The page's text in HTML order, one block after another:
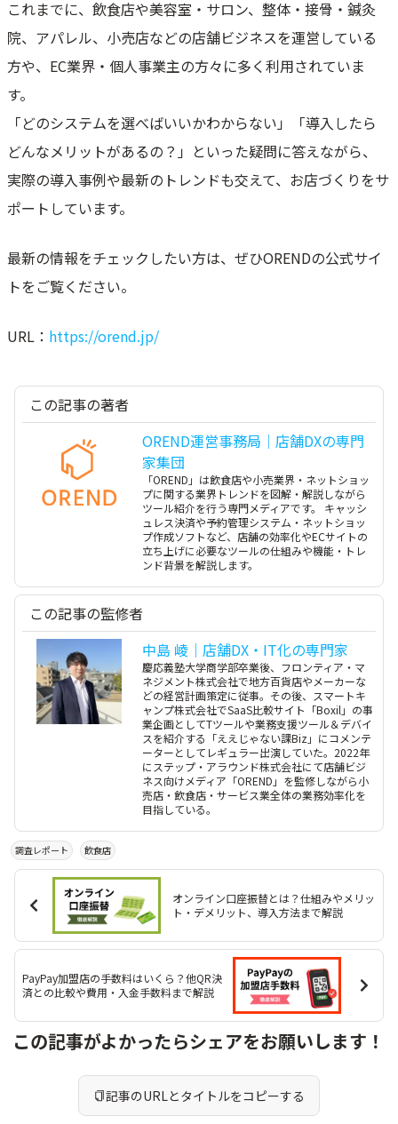
これまでに、飲食店や美容室・サロン、整体・接骨・鍼灸
院、アパレル、小売店などの店舗ビジネスを運営している
方や、EC業界・個人事業主の方々に多く利用されていま
す。
「どのシステムを選べばいいかわからない」「導入したら
どんなメリットがあるの？」といった疑問に答えながら、
実際の導入事例や最新のトレンドも交えて、お店づくりをサ
ポートしています。
最新の情報をチェックしたい方は、ぜひORENDの公式サイ
トをご覧ください。
URL： https://orend.jp/
この記事の著者
OREND運営事務局｜店舗DXの専門
家集団
「OREND」は飲食店や小売業界・ネットショッ
プに関する業界トレンドを図解・解説しながら
ツール紹介を行う専門メディアです。 キャッシ
ュレス決済や予約管理システム・ネットショッ
プ作成ソフトなど、店舗の効率化やECサイトの
立ち上げに必要なツールの仕組みや機能・トレ
ンド背景を解説します。
この記事の監修者
中島 崚｜店舗DX・IT化の専門家
慶応義塾大学商学部卒業後、フロンティア・マ
ネジメント株式会社で地方百貨店やメーカーな
どの経営計画策定に従事。その後、スマートキ
ャンプ株式会社でSaaS比較サイト「Boxil」の事
業企画としてTツールや業務支援ツール＆デバイ
スを紹介する「ええじゃない課Biz」にコメンテ
ーターとしてレギュラー出演していた。2022年
にステップ・アラウンド株式会社にて店舗ビジ
ネス向けメディア「OREND」を監修しながら小
売店・飲食店・サービス業全体の業務効率化を
目指している。
調査レポート 飲食店
オンライン口座振替とは？仕組みやメリッ
ト・デメリット、導入方法まで解説
PayPay加盟店の手数料はいくら？他QR決
済との比較や費用・入金手数料まで解説
この記事がよかったらシェアをお願いします！
記事のURLとタイトルをコピーする